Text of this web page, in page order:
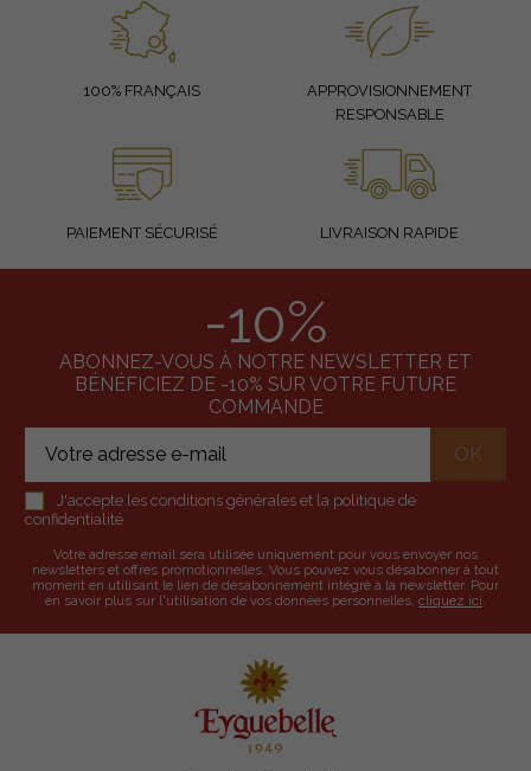
100% FRANÇAIS
APPROVISIONNEMENT
RESPONSABLE
PAIEMENT SÉCURISÉ LIVRAISON RAPIDE
-10%
ABONNEZ-VOUS À NOTRE NEWSLETTER ET
BÉNÉFICIEZ DE -10% SUR VOTRE FUTURE
COMMANDE
J'accepte les conditions générales et la politique de
confidentialité
Votre adresse email sera utilisée uniquement pour vous envoyer nos
newsletters et offres promotionnelles. Vous pouvez vous désabonner à tout
moment en utilisant le lien de désabonnement intégré à la newsletter. Pour
en savoir plus sur l'utilisation de vos données personnelles, cliquez ici.